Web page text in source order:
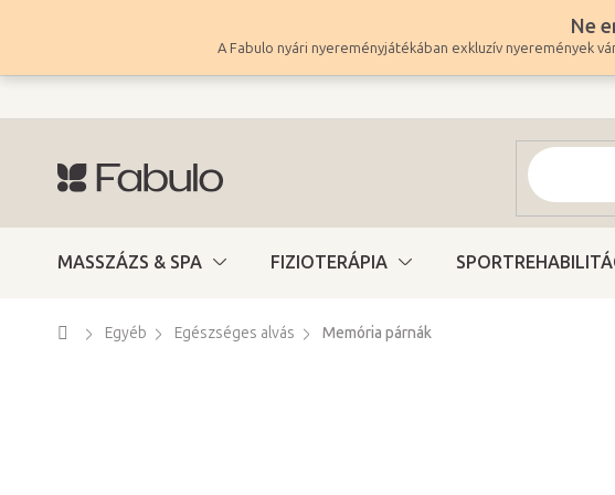
tartalomhoz
Ne
A Fabulo nyári nyereményjátékában exkluzív nyeremények
MASSZÁZS & SPA FIZIOTERÁPIA
Kezdőlap
Egyéb Egészséges alvás Memória párnák